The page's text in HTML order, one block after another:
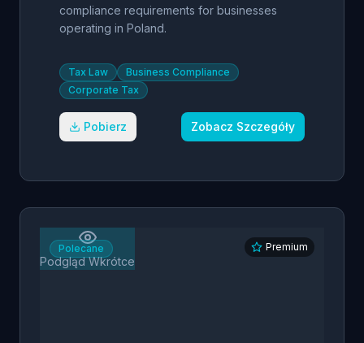
compliance requirements for businesses
operating in Poland.
Tax Law
Business Compliance
Corporate Tax
Pobierz Zobacz Szczegóły
Podgląd Wkrótce
Polecane Premium